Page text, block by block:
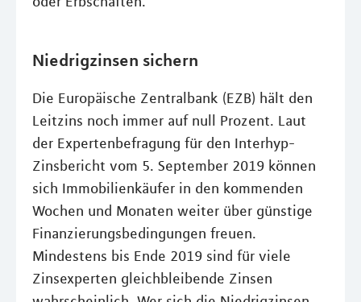
Niedrigzinsen sichern
Die Europäische Zentralbank (EZB) hält den
Leitzins noch immer auf null Prozent. Laut
der Expertenbefragung für den Interhyp-
Zinsbericht vom 5. September 2019 können
sich Immobilienkäufer in den kommenden
Wochen und Monaten weiter über günstige
Finanzierungsbedingungen freuen.
Mindestens bis Ende 2019 sind für viele
Zinsexperten gleichbleibende Zinsen